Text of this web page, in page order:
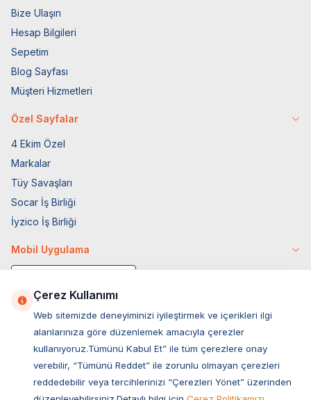
Bize Ulaşın
Hesap Bilgileri
Sepetim
Blog Sayfası
Müşteri Hizmetleri
Özel Sayfalar
4 Ekim Özel
Markalar
Tüy Savaşları
Socar İş Birliği
İyzico İş Birliği
Mobil Uygulama
Çerez Kullanımı
Web sitemizde deneyiminizi iyileştirmek ve içerikleri ilgi
alanlarınıza göre düzenlemek amacıyla çerezler
kullanıyoruz.Tümünü Kabul Et” ile tüm çerezlere onay
verebilir, “Tümünü Reddet” ile zorunlu olmayan çerezleri
reddedebilir veya tercihlerinizi “Çerezleri Yönet” üzerinden